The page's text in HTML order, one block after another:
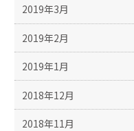
2019年3月
2019年2月
2019年1月
2018年12月
2018年11月